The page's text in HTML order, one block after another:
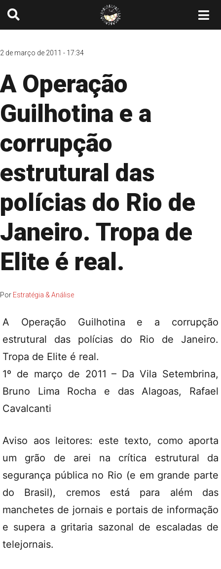
2 de março de 2011 - 17:34
A Operação
Guilhotina e a
corrupção
estrutural das
polícias do Rio de
Janeiro. Tropa de
Elite é real.
Por Estratégia & Análise
A Operação Guilhotina e a corrupção
estrutural das polícias do Rio de Janeiro.
Tropa de Elite é real.
1º de março de 2011 – Da Vila Setembrina,
Bruno Lima Rocha e das Alagoas, Rafael
Cavalcanti
Aviso aos leitores: este texto, como aporta
um grão de arei na crítica estrutural da
segurança pública no Rio (e em grande parte
do Brasil), cremos está para além das
manchetes de jornais e portais de informação
e supera a gritaria sazonal de escaladas de
telejornais.